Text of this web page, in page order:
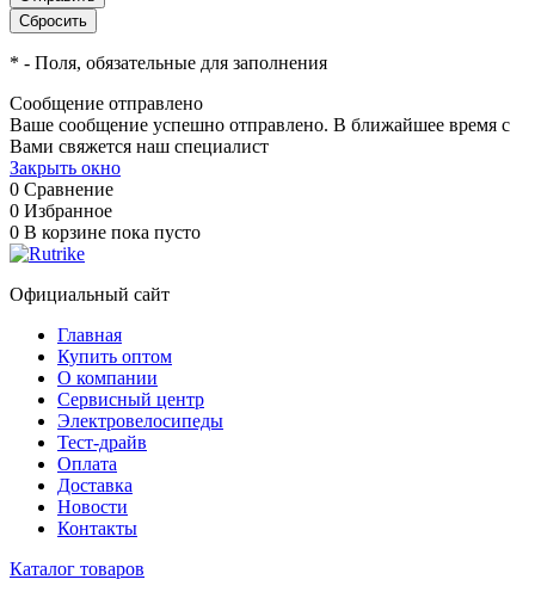
* - Поля, обязательные для заполнения
Сообщение отправлено
Ваше сообщение успешно отправлено. В ближайшее время с
Вами свяжется наш специалист
Закрыть окно
0 Сравнение
0 Избранное
0 В корзине пока пусто
Официальный сайт
Главная
Купить оптом
О компании
Сервисный центр
Электровелосипеды
Тест-драйв
Оплата
Доставка
Новости
Контакты
Каталог товаров